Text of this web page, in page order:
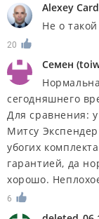
Alexey
Не о
20
Семен (
сегодняшнего
Для сравнения:
Митсу
убогих
гарантией, да
хорошо.
6